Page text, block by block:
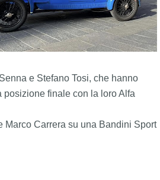
e Stefano Tosi, che hanno
finale con la loro Alfa
Marco Carrera su una Bandini Sport